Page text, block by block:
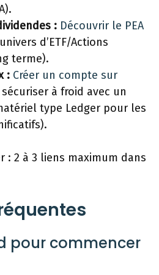
: Découvrir le PEA
d’ETF/Actions
terme).
: Créer un compte sur
à froid avec un
type Ledger pour les
: 2 à 3 liens maximum dans
pour commencer